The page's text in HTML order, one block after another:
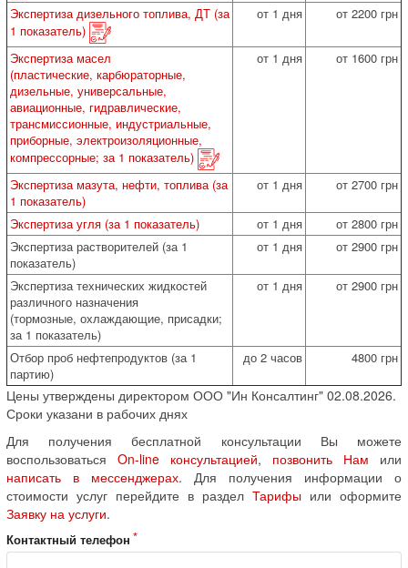
Экспертиза дизельного топлива, ДТ (за
1 показатель)
от 1 дня от 2200 грн
Экспертиза масел
(пластические, карбюраторные,
дизельные, универсальные,
авиационные, гидравлические,
трансмиссионные, индустриальные,
приборные, электроизоляционные,
компрессорные; за 1 показатель)
от 1 дня от 1600 грн
Экспертиза мазута, нефти, топлива (за
1 показатель)
от 1 дня от 2700 грн
Экспертиза угля (за 1 показатель) от 1 дня
от 2800 грн
Экспертиза растворителей (за 1
показатель)
от 1 дня от 2900 грн
Экспертиза технических жидкостей
различного назначения
(тормозные, охлаждающие, присадки;
за 1 показатель)
от 1 дня от 2900 грн
Отбор проб нефтепродуктов (за 1
партию)
до 2 часов 4800 грн
Цены утверждены директором ООО "Ин Консалтинг" 02.08.2026.
Сроки указани в рабочих днях
Для получения бесплатной консультации Вы можете
воспользоваться On-line консультацией, позвонить Нам или
написать в мессенджерах. Для получения информации о
стоимости услуг перейдите в раздел Тарифы или оформите
Заявку на услуги.
Контактный телефон